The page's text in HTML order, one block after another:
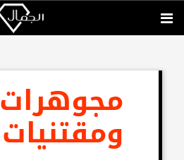
مجوهرات
ومقتنيات